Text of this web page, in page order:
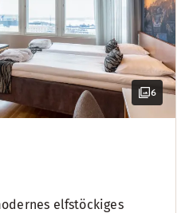
6
elfstöckiges